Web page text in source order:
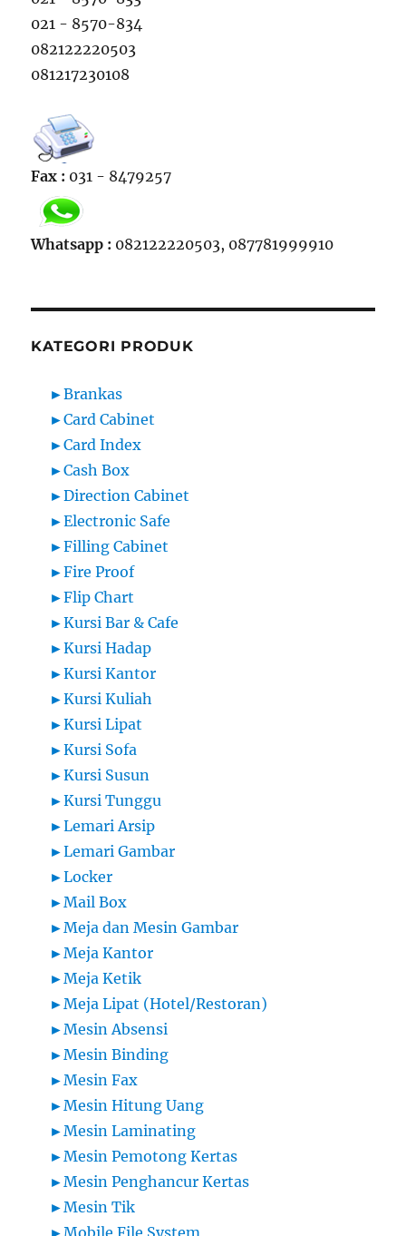
021 - 8570-834
082122220503
081217230108
Fax : 031 - 8479257
Whatsapp : 082122220503, 087781999910
KATEGORI PRODUK
►Brankas
►Card Cabinet
►Card Index
►Cash Box
►Direction Cabinet
►Electronic Safe
►Filling Cabinet
►Fire Proof
►Flip Chart
►Kursi Bar & Cafe
►Kursi Hadap
►Kursi Kantor
►Kursi Kuliah
►Kursi Lipat
►Kursi Sofa
►Kursi Susun
►Kursi Tunggu
►Lemari Arsip
►Lemari Gambar
►Locker
►Mail Box
►Meja dan Mesin Gambar
►Meja Kantor
►Meja Ketik
►Meja Lipat (Hotel/Restoran)
►Mesin Absensi
►Mesin Binding
►Mesin Fax
►Mesin Hitung Uang
►Mesin Laminating
►Mesin Pemotong Kertas
►Mesin Penghancur Kertas
►Mesin Tik
►Mobile File System